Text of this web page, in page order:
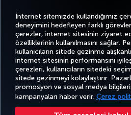
İnternet sitemizde kullandığımız
deneyimini hedefleyen farklı
çerezler, internet sitesinin ziyaret
özelliklerinin kullanılmasını sağlar.
kullanıcıların sitede gezinme
internet sitesinin performansını
çerezleri, kullanıcıların sitedeki
sitede gezinmeyi kolaylaştırır.
promosyon ve sosyal medya
kampanyaları haber verir. Çerez
TwitterFacebook
Instagram
Youtube
BİLET
AL VE
YÖNET
DENEYİM
FIRSATLAR
VE UÇUŞ
NOKTALARI